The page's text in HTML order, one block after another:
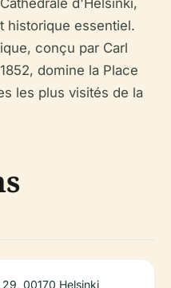
d'Helsinki,
historique essentiel.
conçu par Carl
domine la Place
les plus visités de la
00170 Helsinki